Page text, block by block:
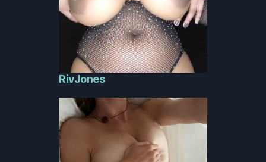
RivJones